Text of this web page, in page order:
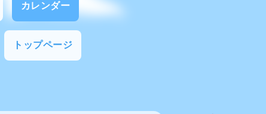
カレンダー
トップページ